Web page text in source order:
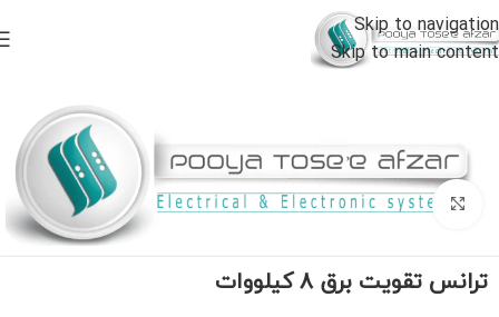
Skip to navigation
Skip to main content
خانه خرید استابلایزر ترانس تقویت برق خانگی
برای بزرگنمایی کلیک کنید
ترانس تقویت برق 8 کیلووات